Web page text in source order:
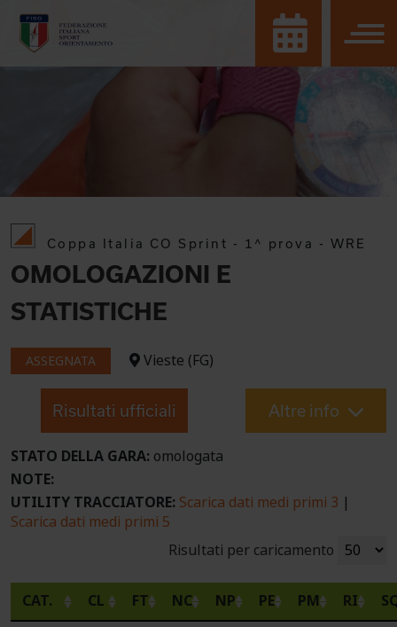
Coppa Italia CO Sprint - 1^ prova - WRE
OMOLOGAZIONI E
STATISTICHE
ASSEGNATA Vieste (FG)
Risultati ufficiali Altre info
STATO DELLA GARA: omologata
NOTE:
UTILITY TRACCIATORE: Scarica dati medi primi 3 |
Scarica dati medi primi 5
Risultati per caricamento
CAT. CL FT NC NP PE PM RI